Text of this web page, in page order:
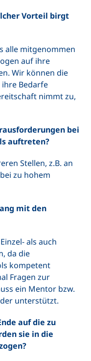
Vorteil birgt
alle mitgenommen
auf ihre
Wir können die
Bedarfe
nimmt zu,
bei
auftreten?
Stellen, z.B. an
zu hohem
mit den
als auch
da die
kompetent
Fragen zur
ein Mentor bzw.
unterstützt.
auf die zu
sie in die